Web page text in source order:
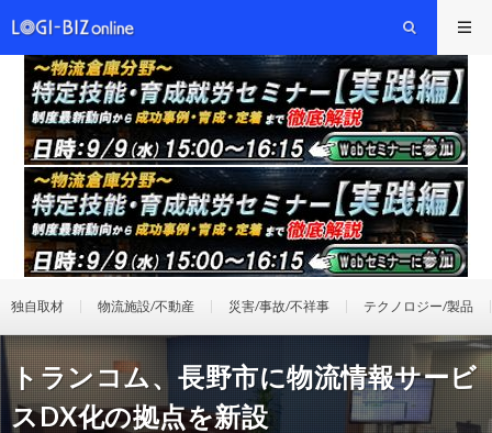
独自取材 物流施設/不動産 災害/事故/不祥事 テクノロジー/製品
トランコム、長野市に物流情報サービ
スDX化の拠点を新設